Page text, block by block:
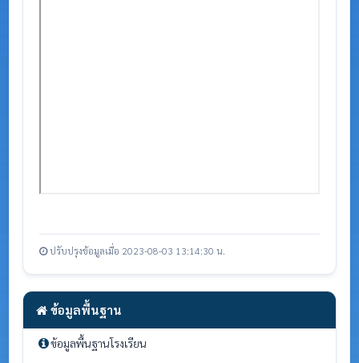
ข้อมูลพื้นฐาน
ข้อมูลพื้นฐานโรงเรียน
ปรับปรุงข้อมูลเมื่อ 2023-08-03 13:14:30 น.